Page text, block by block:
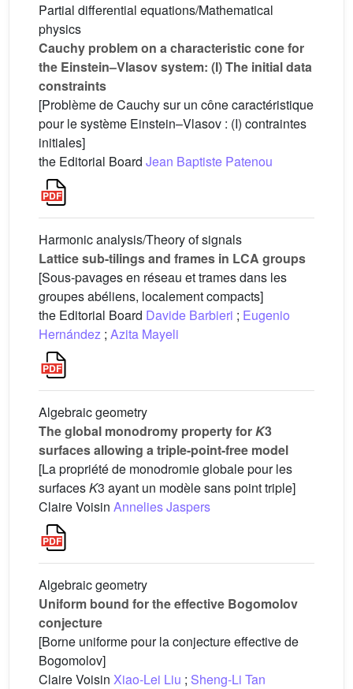
Partial differential equations/Mathematical
physics
Cauchy problem on a characteristic cone for
the Einstein–Vlasov system: (I) The initial data
constraints
[Problème de Cauchy sur un cône caractéristique
pour le système Einstein–Vlasov : (I) contraintes
initiales]
the Editorial Board Jean Baptiste Patenou
Harmonic analysis/Theory of signals
Lattice sub-tilings and frames in LCA groups
[Sous-pavages en réseau et trames dans les
groupes abéliens, localement compacts]
the Editorial Board Davide Barbieri ; Eugenio
Hernández ; Azita Mayeli
Algebraic geometry
The global monodromy property forK3
surfaces allowing a triple-point-free model
[La propriété de monodromie globale pour les
surfacesK3 ayant un modèle sans point triple]
Claire Voisin Annelies Jaspers
Algebraic geometry
Uniform bound for the effective Bogomolov
conjecture
[Borne uniforme pour la conjecture effective de
Bogomolov]
Claire Voisin Xiao-Lei Liu ; Sheng-Li Tan